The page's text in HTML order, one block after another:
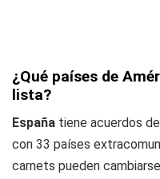
¿Qué países de
lista?
España tiene acuerdos
con 33 países
carnets pueden